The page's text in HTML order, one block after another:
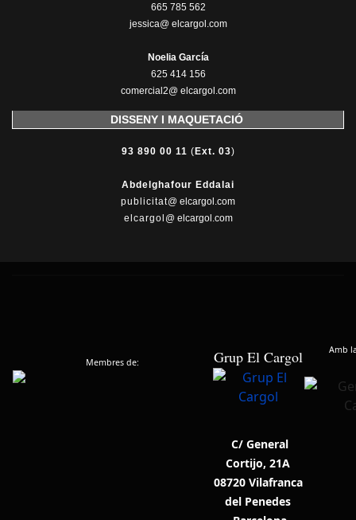
665 785 562
jessica@ elcargol.com
Noelia García
625 414 156
comercial2@ elcargol.com
DISSENY I MAQUETACIÓ
93 890 00 11 ( Ext. 03)
Abdelghafour Eddalai
publicitat@ elcargol.com
elcargol @ elcargol.com
Membres de: Grup El Cargol Amb
C/ General
Cortijo, 21A
08720 Vilafranca
del Penedes